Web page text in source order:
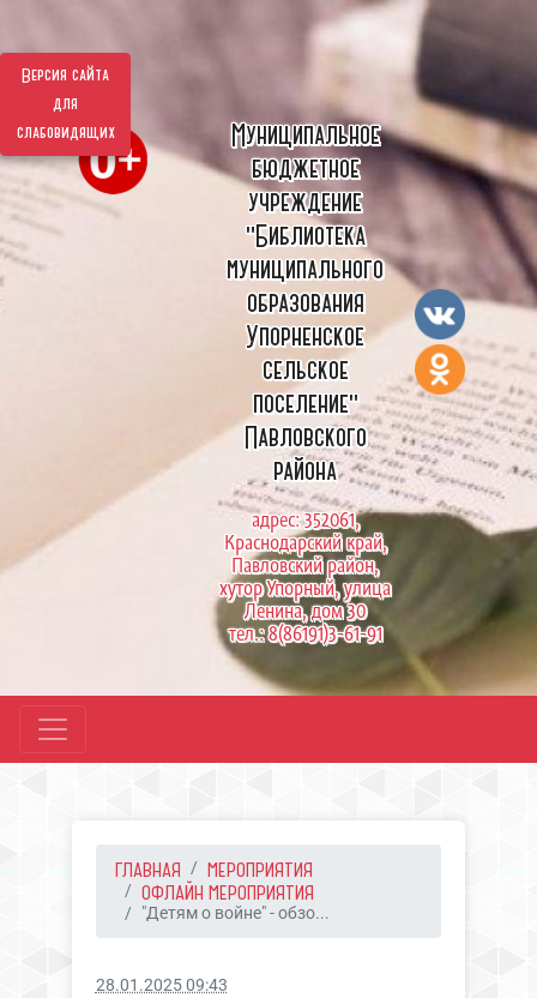
Версия сайта
для
слабовидящих
Муниципальное
бюджетное
учреждение
"Библиотека
муниципального
образования
Упорненское
сельское
поселение"
Павловского
района
адрес: 352061,
Краснодарский край,
Павловский район,
хутор Упорный, улица
Ленина, дом 30
тел.: 8(86191)3-61-91
ГЛАВНАЯ
МЕРОПРИЯТИЯ
ОФЛАЙН МЕРОПРИЯТИЯ
"Детям о войне" - обзо...
28.01.2025 09:43